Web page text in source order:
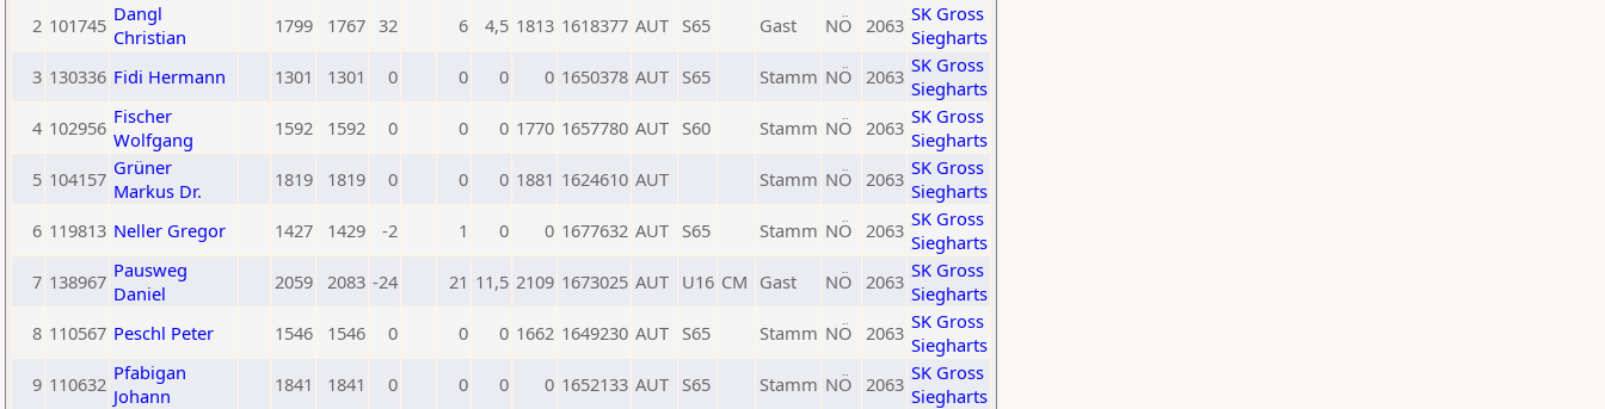
2 101745 Dangl
Christian
1799 1767 32 6 4,5 1813 1618377 AUT S65 Gast NÖ 2063 SK Gross
Siegharts
3 130336 Fidi Hermann 1301 1301 0 0 0 0 1650378 AUT S65 Stamm NÖ 2063 SK Gross
Siegharts
4 102956 Fischer
Wolfgang
1592 1592 0 0 0 1770 1657780 AUT S60 Stamm NÖ 2063 SK Gross
Siegharts
5 104157 Grüner
Markus Dr.
1819 1819 0 0 0 1881 1624610 AUT Stamm NÖ 2063 SK Gross
Siegharts
6 119813 Neller Gregor 1427 1429 -2 1 0 0 1677632 AUT S65 Stamm NÖ 2063 SK Gross
Siegharts
7 138967 Pausweg
Daniel
2059 2083 -24 21 11,5 2109 1673025 AUT U16 CM Gast NÖ 2063 SK Gross
Siegharts
8 110567 Peschl Peter 1546 1546 0 0 0 1662 1649230 AUT S65 Stamm NÖ 2063 SK Gross
Siegharts
9 110632 Pfabigan
Johann
1841 1841 0 0 0 0 1652133 AUT S65 Stamm NÖ 2063 SK Gross
Siegharts